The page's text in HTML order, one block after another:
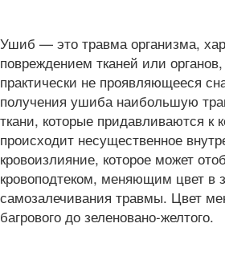
Ушиб — это травма организма,
повреждением тканей или
практически не проявляющееся
получения ушиба наибольшую
ткани, которые придавливаются к
происходит несущественное
кровоизлияние, которое может
кровоподтеком, меняющим цвет в
самозалечивания травмы. Цвет
багрового до зеленовано-желтого.